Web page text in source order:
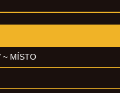
~ MÍSTO